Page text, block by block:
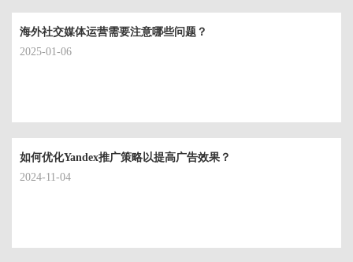
海外社交媒体运营需要注意哪些问题？
2025-01-06
如何优化Yandex推广策略以提高广告效果？
2024-11-04